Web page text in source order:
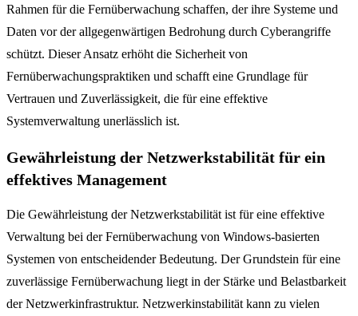
Rahmen für die Fernüberwachung schaffen, der ihre Systeme und
Daten vor der allgegenwärtigen Bedrohung durch Cyberangriffe
schützt. Dieser Ansatz erhöht die Sicherheit von
Fernüberwachungspraktiken und schafft eine Grundlage für
Vertrauen und Zuverlässigkeit, die für eine effektive
Systemverwaltung unerlässlich ist.
Gewährleistung der Netzwerkstabilität für ein
effektives Management
Die Gewährleistung der Netzwerkstabilität ist für eine effektive
Verwaltung bei der Fernüberwachung von Windows-basierten
Systemen von entscheidender Bedeutung. Der Grundstein für eine
zuverlässige Fernüberwachung liegt in der Stärke und Belastbarkeit
der Netzwerkinfrastruktur. Netzwerkinstabilität kann zu vielen